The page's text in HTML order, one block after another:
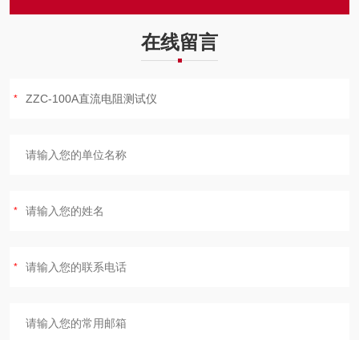
在线留言